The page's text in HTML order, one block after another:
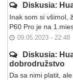
Diskusia:
Inak som si všimol,
P60 Pro je na
09.05.2023 - 22:48
Diskusia:
dobrodružstvo
Da sa nimi platit,